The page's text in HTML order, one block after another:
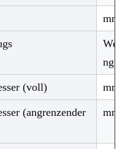
mm
ng
(voll) mm
(angrenzender
mm